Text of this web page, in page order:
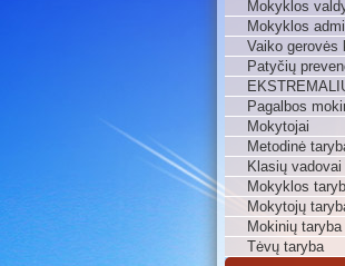
Mokyklos
Mokyklos
Vaiko gerovės
Patyčių
Pagalbos
Mokytojai
Metodinė
Klasių vadovai
Mokyklos
Mokytojų
Mokinių taryba
Tėvų taryba